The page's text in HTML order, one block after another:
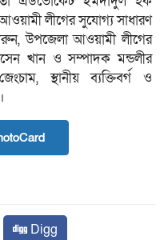
লীগের সুযোগ্য সাধারণ
উপজেলা আওয়ামী লীগের
খান ও সম্পাদক মন্ডলীর
স্থানীয় ব্যক্তিবর্গ ও
Digg